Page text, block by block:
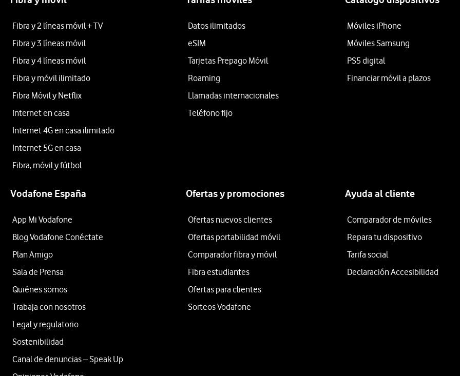
Fibra y 2 líneas móvil + TV
Fibra y 3 líneas móvil
Fibra y 4 líneas móvil
Fibra y móvil ilimitado
Fibra Móvil y Netflix
Internet en casa
Internet 4G en casa ilimitado
Internet 5G en casa
Fibra, móvil y fútbol
Datos ilimitados
eSIM
Tarjetas Prepago Móvil
Roaming
Llamadas internacionales
Teléfono fijo
Móviles iPhone
Móviles Samsung
PS5 digital
Financiar móvil a plazos
Vodafone España
App Mi Vodafone
Blog Vodafone Conéctate
Plan Amigo
Sala de Prensa
Quiénes somos
Trabaja con nosotros
Legal y regulatorio
Sostenibilidad
Canal de denuncias – Speak Up
Ofertas y promociones
Ofertas nuevos clientes
Ofertas portabilidad móvil
Comparador fibra y móvil
Fibra estudiantes
Ofertas para clientes
Sorteos Vodafone
Ayuda al cliente
Comparador de móviles
Repara tu dispositivo
Tarifa social
Declaración Accesibilidad